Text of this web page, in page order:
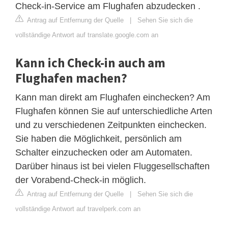
Check-in-Service am Flughafen abzudecken .
Antrag auf Entfernung der Quelle | Sehen Sie sich die
vollständige Antwort auf translate.google.com an
Kann ich Check-in auch am
Flughafen machen?
Kann man direkt am Flughafen einchecken? Am
Flughafen können Sie auf unterschiedliche Arten
und zu verschiedenen Zeitpunkten einchecken.
Sie haben die Möglichkeit, persönlich am
Schalter einzuchecken oder am Automaten.
Darüber hinaus ist bei vielen Fluggesellschaften
der Vorabend-Check-in möglich.
Antrag auf Entfernung der Quelle | Sehen Sie sich die
vollständige Antwort auf travelperk.com an